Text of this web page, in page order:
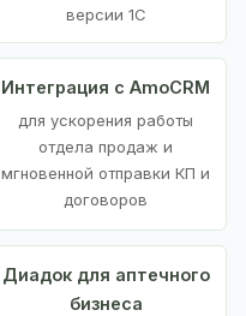
версии 1С
Интеграция с AmoCRM
для ускорения работы
отдела продаж и
мгновенной отправки КП и
договоров
Диадок для аптечного
бизнеса